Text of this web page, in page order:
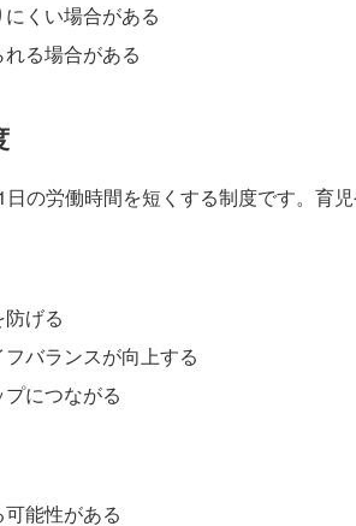
くい場合がある
る場合がある
の労働時間を短くする制度です。育
げる
バランスが向上する
につながる
能性がある